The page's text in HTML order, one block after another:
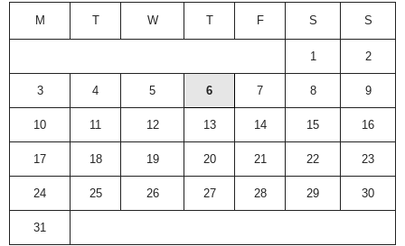
M T W T F S S
1 2
3 4 5 6 7 8 9
10 11 12 13 14 15 16
17 18 19 20 21 22 23
24 25 26 27 28 29 30
31